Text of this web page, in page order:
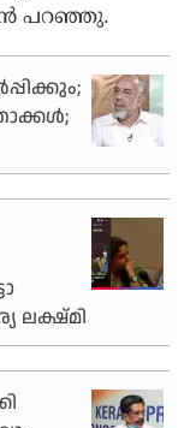
പറഞ്ഞു.
ലക്ഷ്മി